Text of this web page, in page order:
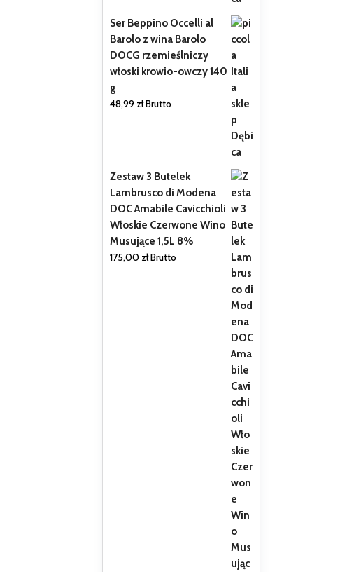
Ser Beppino Occelli al
Barolo z wina Barolo
DOCG rzemieślniczy
włoski krowio-owczy 140
g
48,99 złBrutto
Zestaw 3 Butelek
Lambrusco di Modena
DOC Amabile Cavicchioli
Włoskie Czerwone Wino
Musujące 1,5L 8%
175,00 złBrutto